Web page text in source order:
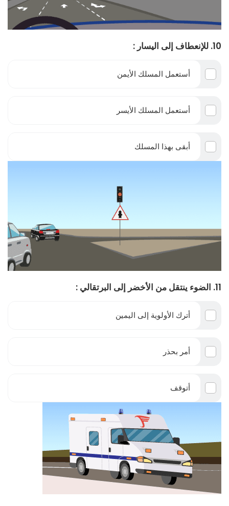
10. للإنعطاف إلى اليسار :
أستعمل المسلك الأيمن
أستعمل المسلك الأيسر
أبقى بهذا المسلك
11. الضوء ينتقل من الأخضر إلى البرتقالي :
أترك الأولوية إلى اليمين
أمر بحذر
أتوقف